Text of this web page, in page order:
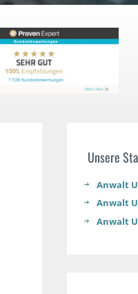
Unsere
Anwalt
Anwalt
Anwalt